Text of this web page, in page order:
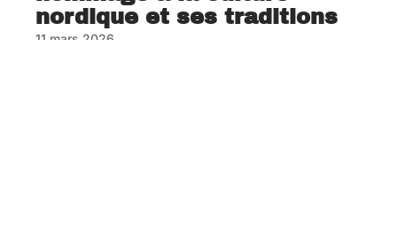
nordique et ses traditions
11 mars 2026